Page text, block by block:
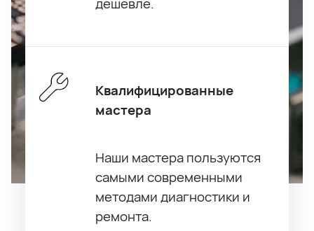
Квалифицированные
мастера
Наши мастера пользуются
самыми современными
методами диагностики и
ремонта.